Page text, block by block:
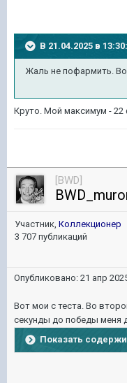
В 21.04.2025 в
Жаль не пофармить.
Круто. Мой максимум - 22
[BWD]
Участник, Коллекционер
3 707 публикаций
Опубликовано: 21 апр
Вот мои с теста. Во
секунды до победы меня
Показать